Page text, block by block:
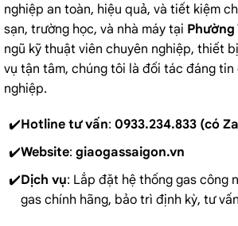
nghiệp an toàn, hiệu quả, và tiết kiệm
sạn, trường học, và nhà máy tại Phường
ngũ kỹ thuật viên chuyên nghiệp, thiết
vụ tận tâm, chúng tôi là đối tác đáng tin
nghiệp.
Hotline tư vấn: 0933.234.833 (có
Website: giaogassaigon.vn
Dịch vụ: Lắp đặt hệ thống gas công
gas chính hãng, bảo trì định kỳ, tư